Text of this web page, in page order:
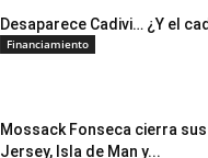
Desaparece Cadivi… ¿Y el
Financiamiento
Mossack Fonseca cierra
Jersey, Isla de Man y...